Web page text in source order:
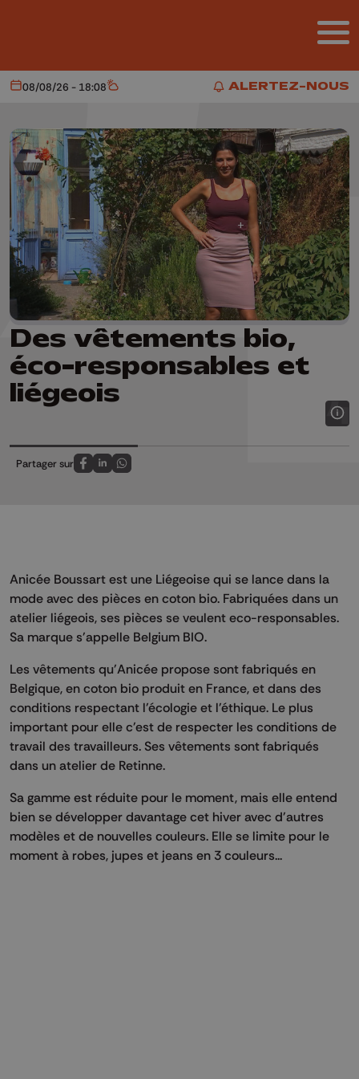
ALERTEZ-NOUS
ALERTEZ-NOUS
Aujourd'hui
08/08/26 - 18:08 Météo
Des vêtements bio,
éco-responsables et
liégeois
Partager sur
Partagez sur FaceBook
Partagez sur LinkedIn
Partagez sur Whatsapp
Anicée Boussart est une Liégeoise qui se lance dans la
mode avec des pièces en coton bio. Fabriquées dans un
atelier liégeois, ses pièces se veulent eco-responsables.
Sa marque s'appelle Belgium BIO.
Les vêtements qu'Anicée propose sont fabriqués en
Belgique, en coton bio produit en France, et dans des
conditions respectant l'écologie et l'éthique. Le plus
important pour elle c'est de respecter les conditions de
travail des travailleurs. Ses vêtements sont fabriqués
dans un atelier de Retinne.
Sa gamme est réduite pour le moment, mais elle entend
bien se développer davantage cet hiver avec d'autres
modèles et de nouvelles couleurs. Elle se limite pour le
moment à robes, jupes et jeans en 3 couleurs...